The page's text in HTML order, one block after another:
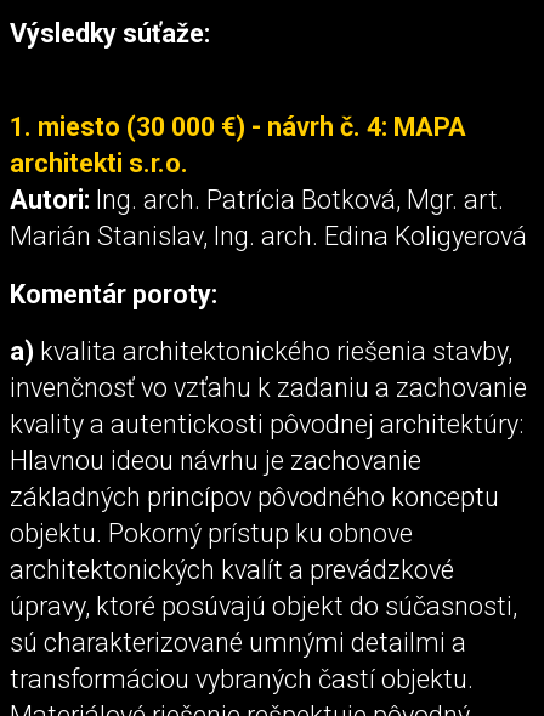
Výsledky súťaže:
1. miesto (30 000 €) - návrh č. 4: MAPA
architekti s.r.o.
Autori: Ing. arch. Patrícia Botková, Mgr. art.
Marián Stanislav, Ing. arch. Edina Koligyerová
Komentár poroty:
a) kvalita architektonického riešenia stavby,
invenčnosť vo vzťahu k zadaniu a zachovanie
kvality a autentickosti pôvodnej architektúry:
Hlavnou ideou návrhu je zachovanie
základných princípov pôvodného konceptu
objektu. Pokorný prístup ku obnove
architektonických kvalít a prevádzkové
úpravy, ktoré posúvajú objekt do súčasnosti,
sú charakterizované umnými detailmi a
transformáciou vybraných častí objektu.